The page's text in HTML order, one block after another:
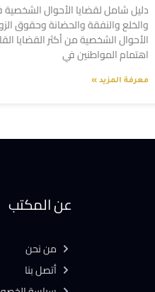
دليل شامل لقضايا الأحوال
والخلع والنفقة والحضانة وحقوق
الأحوال الشخصية من أكثر القضايا
اهتمام المواطنين في
معرفة المزيد »
عن المكتب
من نحن
أتصل بنا